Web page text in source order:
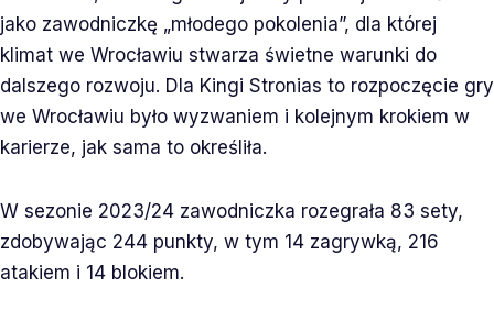
jako zawodniczkę „młodego pokolenia”, dla której
klimat we Wrocławiu stwarza świetne warunki do
dalszego rozwoju. Dla Kingi Stronias to rozpoczęcie gry
we Wrocławiu było wyzwaniem i kolejnym krokiem w
karierze, jak sama to określiła.
W sezonie 2023/24 zawodniczka rozegrała 83 sety,
zdobywając 244 punkty, w tym 14 zagrywką, 216
atakiem i 14 blokiem.